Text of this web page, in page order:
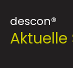
descon®
Aktuelle